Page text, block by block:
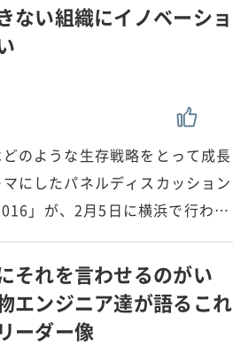
ない組織にイノベーショ
のような生存戦略をとって成長
にしたパネルディスカッション
」が、2月5日に横浜で行わ…
それを言わせるのがい
エンジニア達が語るこれ
ーダー像